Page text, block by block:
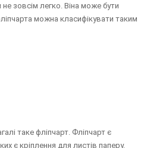
не зовсім легко. Віна може бути
можна класифікувати таким
таке фліпчарт. Фліпчарт є
є кріплення для листів паперу.